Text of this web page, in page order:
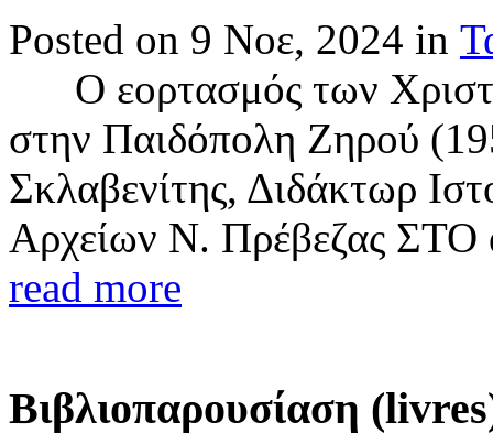
Posted on 9 Νοε, 2024 in
Ο εορτασμός των
στην Παιδόπολη Ζηρού
Σκλαβενίτης, Διδάκτωρ
Αρχείων Ν. Πρέβεζας ΣΤΟ
read more
Βιβλιοπαρουσίαση